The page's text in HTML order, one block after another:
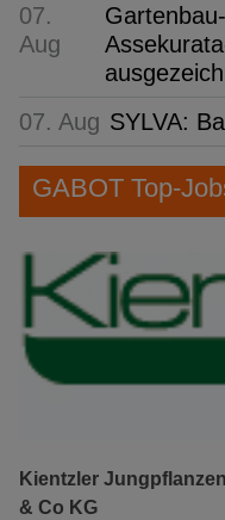
07.
Aug
07. Aug SYLVA:
GABOT Top-
Kientzler
& Co KG